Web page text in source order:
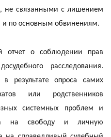
не связанными с лишением
и по основным обвинениям.
отчет о соблюдении прав
расследования.
результате опроса самих
или родственников
системных проблем и
на свободу и личную